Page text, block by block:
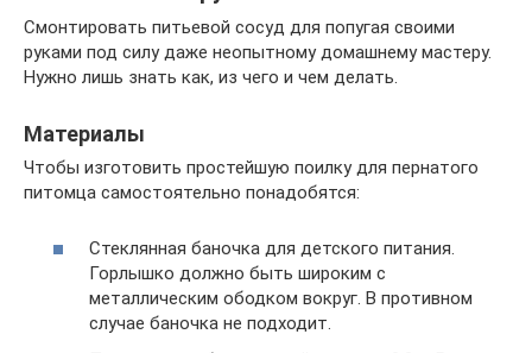
Смонтировать питьевой сосуд для попугая своими
руками под силу даже неопытному домашнему мастеру.
Нужно лишь знать как, из чего и чем делать.
Материалы
Чтобы изготовить простейшую поилку для пернатого
питомца самостоятельно понадобятся:
Стеклянная баночка для детского питания.
Горлышко должно быть широким с
металлическим ободком вокруг. В противном
случае баночка не подходит.